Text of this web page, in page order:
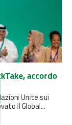
accordo
Unite sui
il Global...